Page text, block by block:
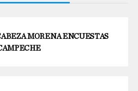
MORENA ENCUESTAS